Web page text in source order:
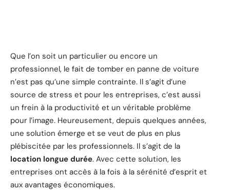
Que l’on soit un particulier ou encore un
professionnel, le fait de tomber en panne de voiture
n’est pas qu’une simple contrainte. Il s’agit d’une
source de stress et pour les entreprises, c’est aussi
un frein à la productivité et un véritable problème
pour l’image. Heureusement, depuis quelques années,
une solution émerge et se veut de plus en plus
plébiscitée par les professionnels. Il s’agit de la
location longue durée. Avec cette solution, les
entreprises ont accès à la fois à la sérénité d’esprit et
aux avantages économiques.